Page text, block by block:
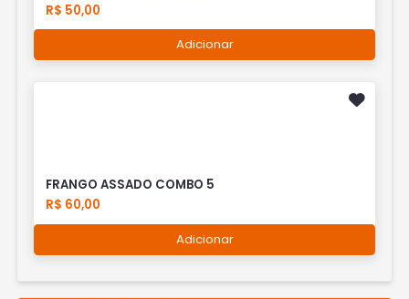
R$ 50,00
Adicionar
FRANGO ASSADO COMBO 5
R$ 60,00
Adicionar